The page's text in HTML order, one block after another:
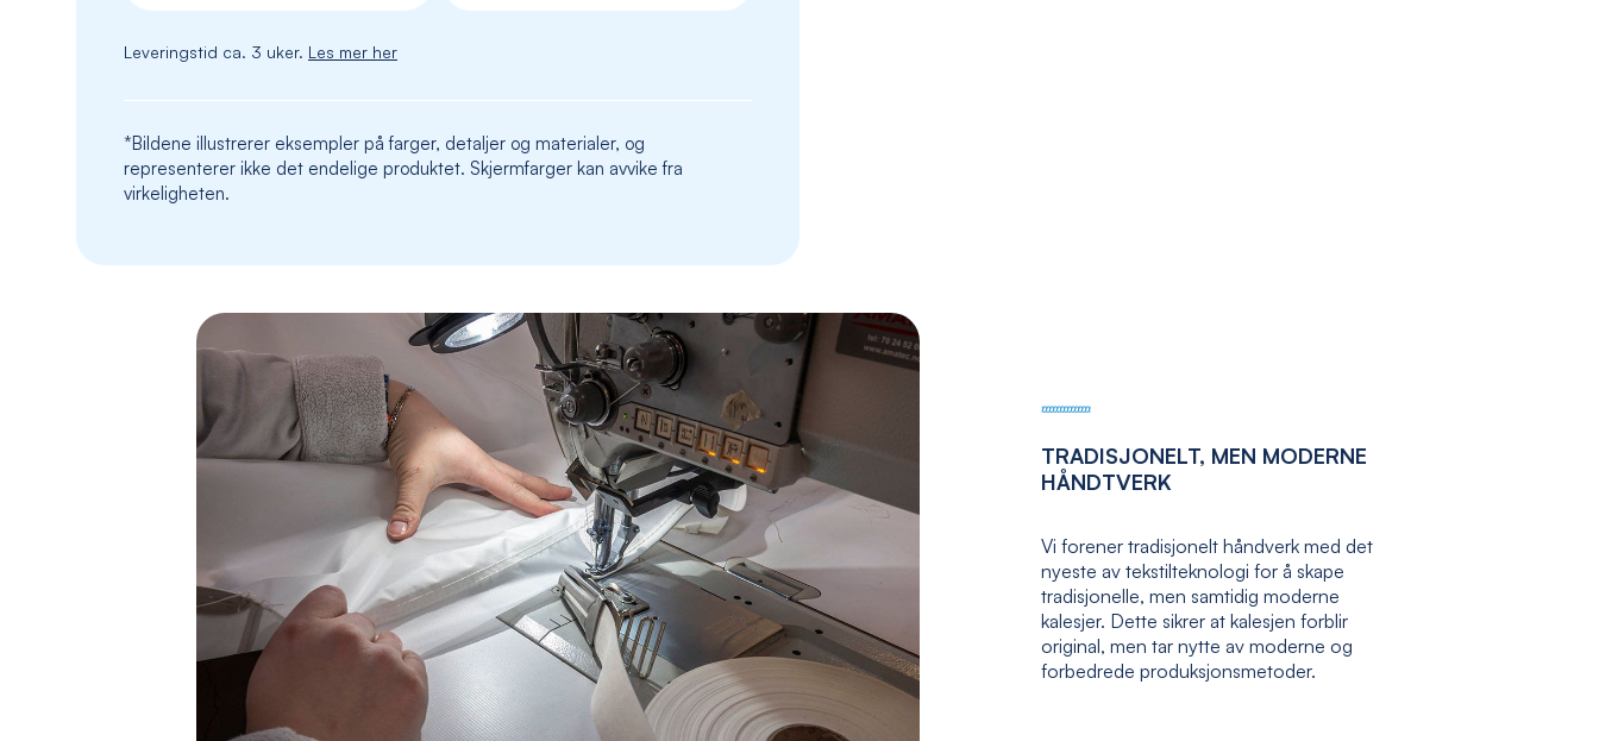
Leveringstid ca. 3 uker. Les mer her
*Bildene illustrerer eksempler på farger, detaljer og materialer, og
representerer ikke det endelige produktet. Skjermfarger kan avvike fra
virkeligheten.
TRADISJONELT, MEN MODERNE
HÅNDTVERK
Vi forener tradisjonelt håndverk med det
nyeste av tekstilteknologi for å skape
tradisjonelle, men samtidig moderne
kalesjer. Dette sikrer at kalesjen forblir
original, men tar nytte av moderne og
forbedrede produksjonsmetoder.